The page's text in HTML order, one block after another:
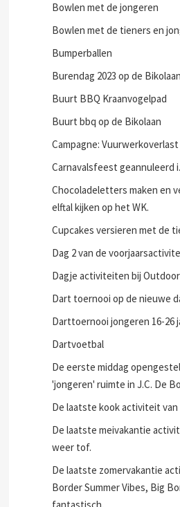
Bowlen met de jongeren
Bowlen met de tieners en
Bumperballen
Burendag 2023 op de Bikolaan
Buurt BBQ Kraanvogelpad
Buurt bbq op de Bikolaan
Campagne: Vuurwerkoverlast
Carnavalsfeest geannuleerd
Chocoladeletters maken en
elftal kijken op het WK.
Cupcakes versieren met de
Dag 2 van de
Dagje activiteiten bij
Dart toernooi op de nieuwe
Darttoernooi jongeren 16-26
Dartvoetbal
De eerste middag
'jongeren' ruimte in J.C. De
De laatste kook activiteit van
De laatste meivakantie
weer tof.
De laatste zomervakantie
Border Summer Vibes, Big